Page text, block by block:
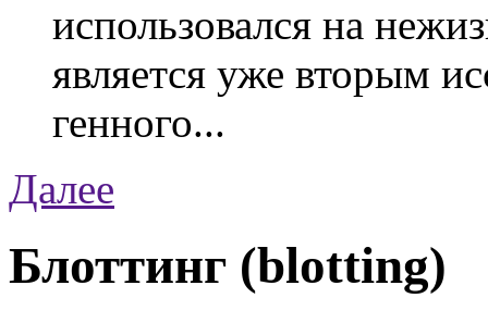
использовался на
является уже вторым
генного...
Далее
Блоттинг (blotting)